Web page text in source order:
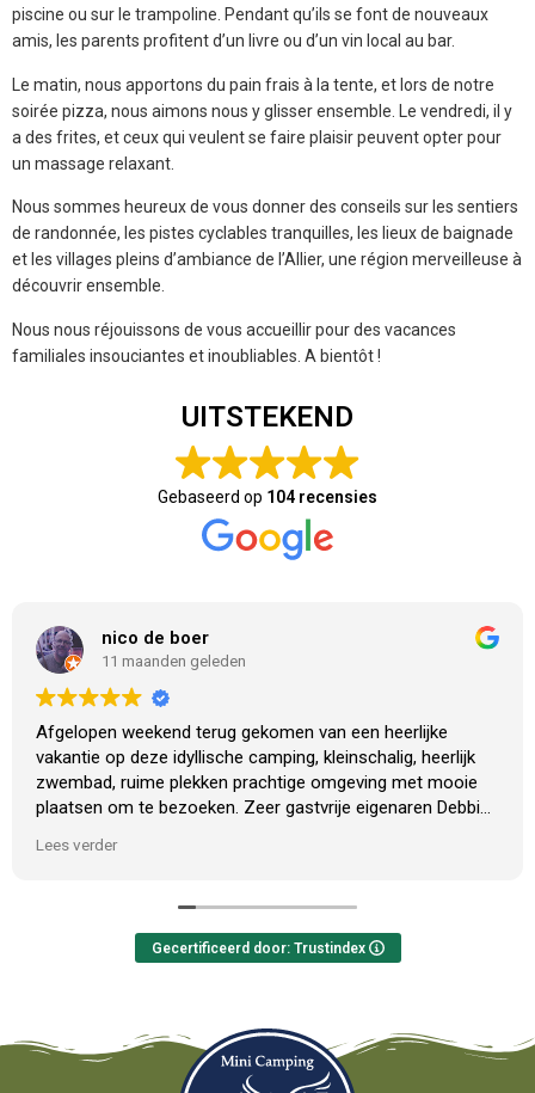
piscine ou sur le trampoline. Pendant qu’ils se font de nouveaux
amis, les parents profitent d’un livre ou d’un vin local au bar.
Le matin, nous apportons du pain frais à la tente, et lors de notre
soirée pizza, nous aimons nous y glisser ensemble. Le vendredi, il y
a des frites, et ceux qui veulent se faire plaisir peuvent opter pour
un massage relaxant.
Nous sommes heureux de vous donner des conseils sur les sentiers
de randonnée, les pistes cyclables tranquilles, les lieux de baignade
et les villages pleins d’ambiance de l’Allier, une région merveilleuse à
découvrir ensemble.
Nous nous réjouissons de vous accueillir pour des vacances
familiales insouciantes et inoubliables. A bientôt !
UITSTEKEND
Gebaseerd op 104 recensies
nico de boer
11 maanden geleden
Afgelopen weekend terug gekomen van een heerlijke
vakantie op deze idyllische camping, kleinschalig, heerlijk
zwembad, ruime plekken prachtige omgeving met mooie
plaatsen om te bezoeken. Zeer gastvrije eigenaren Debbie
Er komen regelmatig mensen langs die op doorreis zijn ,
camping en eigenaren verdienen meer .
Het is een fijne plek ( ook later in het seizoen) om tot rust
te komen. Klein maar fijn met alle voorzieningen ruim
Lees verder
Gecertificeerd door: Trustindex